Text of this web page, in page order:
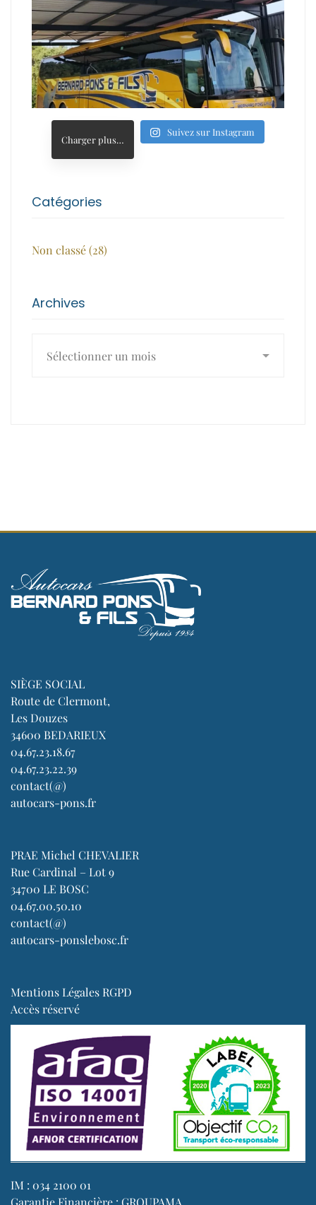
Charger plus…
Suivez sur Instagram
Catégories
Non classé(28)
Archives
SIÈGE SOCIAL
Route de Clermont,
Les Douzes
34600 BEDARIEUX
04.67.23.18.67
04.67.23.22.39
contact(@)
autocars-pons.fr
PRAE Michel CHEVALIER
Rue Cardinal – Lot 9
34700 LE BOSC
04.67.00.50.10
contact(@)
autocars-ponslebosc.fr
Mentions Légales RGPD
Accès réservé
IM : 034 2100 01
Garantie Financière : GROUPAMA,